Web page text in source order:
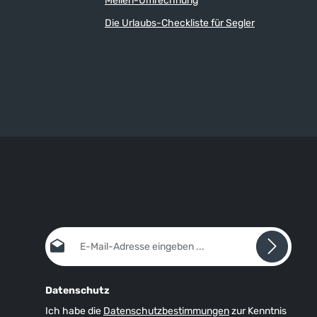
Die Urlaubs-Checkliste für Segler
E-Mail-Adresse*
Datenschutz
Ich habe die Datenschutzbestimmungenzur Kenntnis